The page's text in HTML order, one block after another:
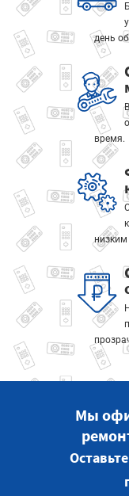
день
время.
Мы